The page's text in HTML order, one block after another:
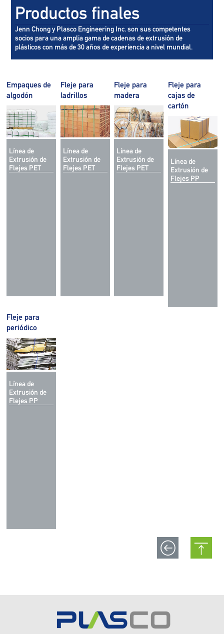
Productos finales
Jenn Chong y Plasco Engineering Inc. son sus competentes
socios para una amplia gama de cadenas de extrusión de
plásticos con más de 30 años de experiencia a nivel mundial.
Empaques de
algodón
Línea de
Extrusión de
Flejes PET
Fleje para
ladrillos
Línea de
Extrusión de
Flejes PET
Fleje para
madera
Línea de
Extrusión de
Flejes PET
Fleje para
cajas de
cartón
Línea de
Extrusión de
Flejes PP
Fleje para
periódico
Línea de
Extrusión de
Flejes PP